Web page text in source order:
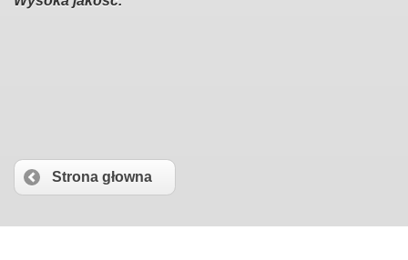
Strona głowna